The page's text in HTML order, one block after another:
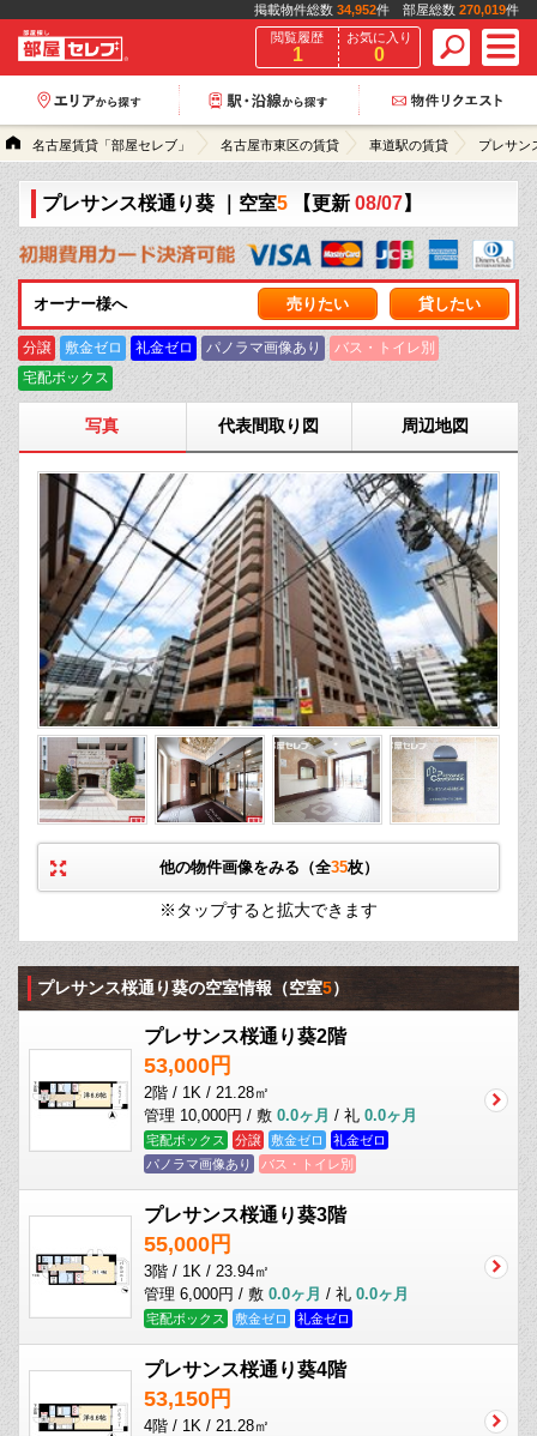
掲載物件総数 34,952件 部屋総数 270,019件
閲覧履歴
1
お気に入り
0
名古屋賃貸「部屋セレブ」 名古屋市東区の賃貸 車道駅の賃貸 プレサン
プレサンス桜通り葵 ｜空室5 【更新 08/07】
オーナー様へ 売りたい 貸したい
分譲 敷金ゼロ 礼金ゼロ パノラマ画像あり
バス・トイレ別
宅配ボックス
写真 代表間取り図 周辺地図
他の物件画像をみる（全35枚）
※タップすると拡大できます
プレサンス桜通り葵の空室情報（空室5）
プレサンス桜通り葵2階
53,000円
2階 / 1K / 21.28㎡
管理 10,000円 / 敷 0.0ヶ月 / 礼 0.0ヶ月
宅配ボックス 分譲 敷金ゼロ
礼金ゼロ
パノラマ画像あり
バス・トイレ別
プレサンス桜通り葵3階
55,000円
3階 / 1K / 23.94㎡
管理 6,000円 / 敷 0.0ヶ月 / 礼 0.0ヶ月
宅配ボックス 敷金ゼロ 礼金ゼロ
プレサンス桜通り葵4階
53,150円
4階 / 1K / 21.28㎡